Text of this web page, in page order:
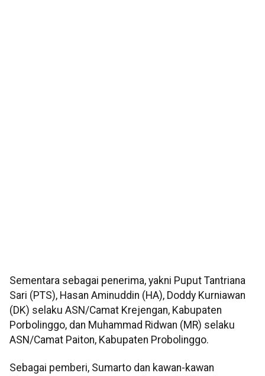
Sementara sebagai penerima, yakni Puput Tantriana
Sari (PTS), Hasan Aminuddin (HA), Doddy Kurniawan
(DK) selaku ASN/Camat Krejengan, Kabupaten
Porbolinggo, dan Muhammad Ridwan (MR) selaku
ASN/Camat Paiton, Kabupaten Probolinggo.
Sebagai pemberi, Sumarto dan kawan-kawan